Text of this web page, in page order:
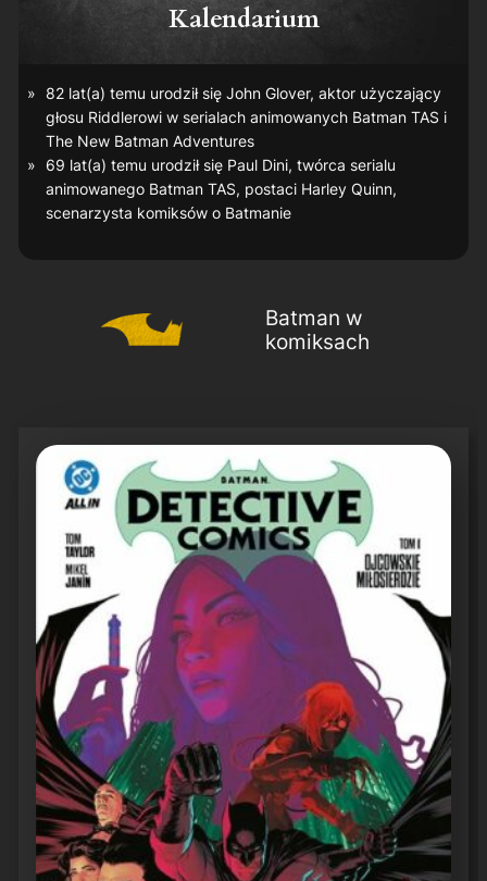
Kalendarium
82 lat(a) temu urodził się John Glover, aktor użyczający
głosu Riddlerowi w serialach animowanych Batman TAS i
The New Batman Adventures
69 lat(a) temu urodził się Paul Dini, twórca serialu
animowanego Batman TAS, postaci Harley Quinn,
scenarzysta komiksów o Batmanie
Batman w
komiksach